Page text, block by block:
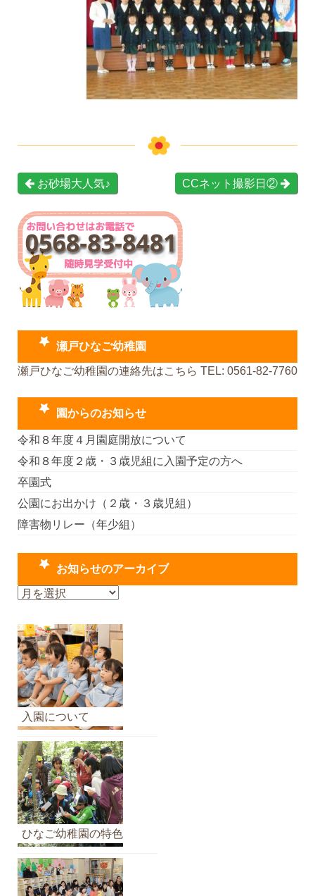
お砂場大人気♪ CCネット撮影日②
瀬戸ひなご幼稚園
瀬戸ひなご幼稚園の連絡先はこちら TEL: 0561-82-7760
園からのお知らせ
令和８年度４月園庭開放について
令和８年度２歳・３歳児組に入園予定の方へ
卒園式
公園にお出かけ（２歳・３歳児組）
障害物リレー（年少組）
お知らせのアーカイブ
お
ら
せ
の
ア
ー
カ
イ
ブ
入園について
ひなご幼稚園の特色